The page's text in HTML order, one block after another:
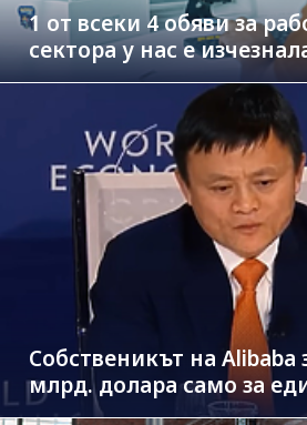
1 от всеки 4 обяви за
сектора у нас е
Собственикът на Alibaba
млрд. долара само за